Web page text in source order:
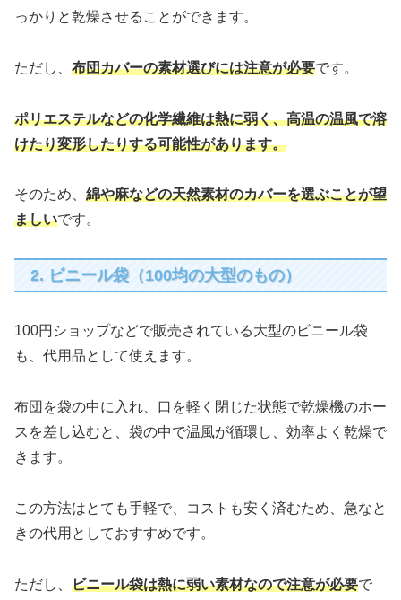
っかりと乾燥させることができます。
ただし、 布団カバーの素材選びには注意が必要です。
ポリエステルなどの化学繊維は熱に弱く、高温の温風で溶
けたり変形したりする可能性があります。
そのため、 綿や麻などの天然素材のカバーを選ぶことが望
ましいです。
2. ビニール袋（100均の大型のもの）
100円ショップなどで販売されている大型のビニール袋
も、代用品として使えます。
布団を袋の中に入れ、口を軽く閉じた状態で乾燥機のホー
スを差し込むと、袋の中で温風が循環し、効率よく乾燥で
きます。
この方法はとても手軽で、コストも安く済むため、急なと
きの代用としておすすめです。
ただし、 ビニール袋は熱に弱い素材なので注意が必要で